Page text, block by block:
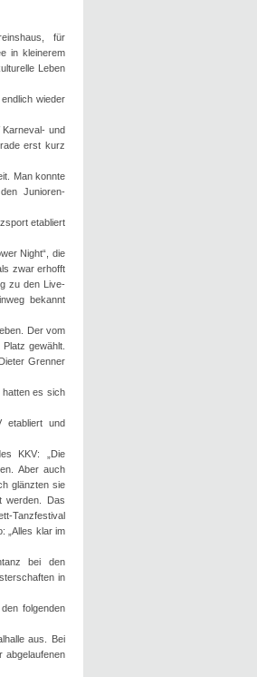
für
in kleinerem
Leben
wieder
Karneval- und
erst kurz
Man konnte
Junioren-
etabliert
Night“, die
zwar erhofft
zu den Live-
bekannt
Der vom
gewählt.
Grenner
hatten es sich
etabliert und
KKV: „Die
Aber auch
glänzten sie
werden. Das
Tanzfestival
„Alles klar im
bei den
in
folgenden
aus. Bei
abgelaufenen